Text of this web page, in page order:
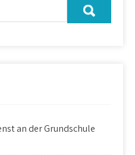
an der Grundschule